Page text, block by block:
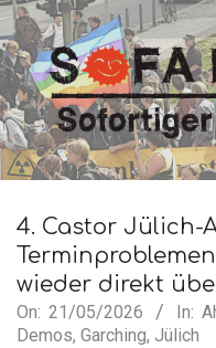
Skip
to
content
SofA
Navigation
Menu
4. Castor Jülich-
wieder direkt
On: 21/05/2026 In:
Demos, Garching, Jülich